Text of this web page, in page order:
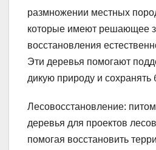
размножении местных
которые имеют решающее
восстановления
Эти деревья помогают
дикую природу и сохранять
Лесовосстановление:
деревья для проектов
помогая восстановить